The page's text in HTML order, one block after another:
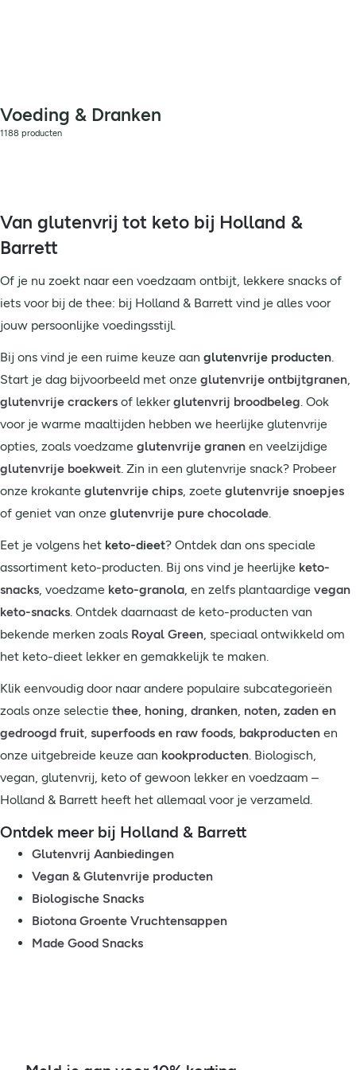
Voeding & Dranken
1188 producten
Van glutenvrij tot keto bij Holland &
Barrett
Of je nu zoekt naar een voedzaam ontbijt, lekkere snacks of
iets voor bij de thee: bij Holland & Barrett vind je alles voor
jouw persoonlijke voedingsstijl.
Bij ons vind je een ruime keuze aan glutenvrije producten.
Start je dag bijvoorbeeld met onze glutenvrije ontbijtgranen,
glutenvrije crackers of lekkerglutenvrij broodbeleg. Ook
voor je warme maaltijden hebben we heerlijke glutenvrije
opties, zoals voedzame glutenvrije granen en veelzijdige
glutenvrije boekweit. Zin in een glutenvrije snack? Probeer
onze krokante glutenvrije chips, zoete glutenvrije snoepjes
of geniet van onze glutenvrije pure chocolade.
Eet je volgens het keto-dieet? Ontdek dan ons speciale
assortiment keto-producten. Bij ons vind je heerlijke keto-
snacks, voedzame keto-granola, en zelfs plantaardige vegan
keto-snacks. Ontdek daarnaast de keto-producten van
bekende merken zoals Royal Green, speciaal ontwikkeld om
het keto-dieet lekker en gemakkelijk te maken.
Klik eenvoudig door naar andere populaire subcategorieën
zoals onze selectie thee, honing, dranken, noten, zaden en
gedroogd fruit, superfoods en raw foods, bakproducten en
onze uitgebreide keuze aan kookproducten. Biologisch,
vegan, glutenvrij, keto of gewoon lekker en voedzaam –
Holland & Barrett heeft het allemaal voor je verzameld.
Ontdek meer bij Holland & Barrett
Glutenvrij Aanbiedingen
Vegan & Glutenvrije producten
Biologische Snacks
Biotona Groente Vruchtensappen
Made Good Snacks